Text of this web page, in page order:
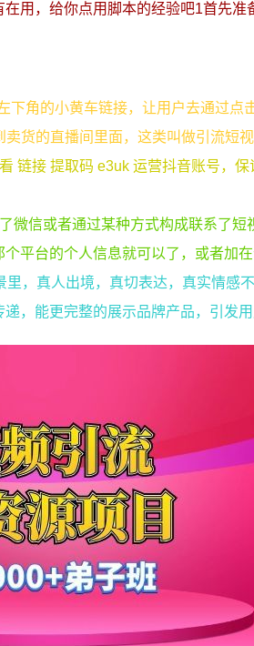
用，给你点用脚本的经验吧1首先准
下角的小黄车链接，让用户去通过点
货的直播间里面，这类叫做引流短
链接 提取码 e3uk 运营抖音账号，
微信或者通过某种方式构成联系了短
平台的个人信息就可以了，或者加
，真人出境，真切表达，真实情感
，能更完整的展示品牌产品，引发用